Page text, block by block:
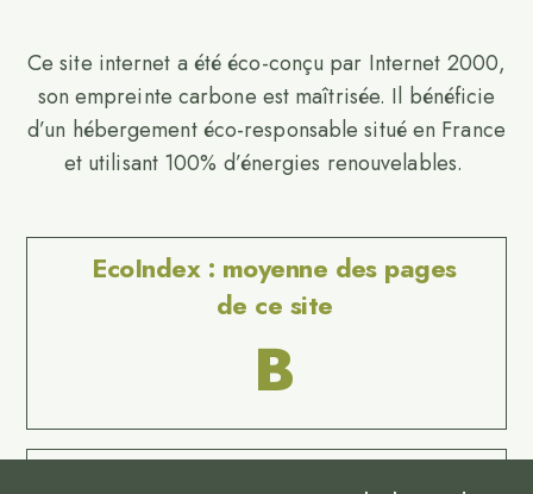
Ce site internet a été éco-conçu par Internet 2000,
son empreinte carbone est maîtrisée. Il bénéficie
d’un hébergement éco-responsable situé en France
et utilisant 100% d’énergies renouvelables.
EcoIndex : moyenne des pages
de ce site
B